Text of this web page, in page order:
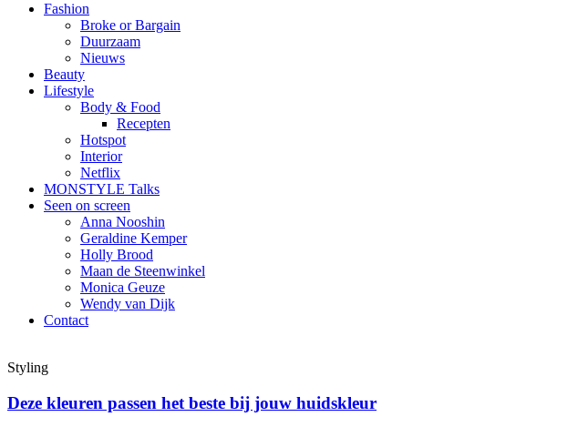
Fashion
Broke or Bargain
Duurzaam
Nieuws
Beauty
Lifestyle
Body & Food
Recepten
Hotspot
Interior
Netflix
MONSTYLE Talks
Seen on screen
Anna Nooshin
Geraldine Kemper
Holly Brood
Maan de Steenwinkel
Monica Geuze
Wendy van Dijk
Contact
Styling
Deze kleuren passen het beste bij jouw huidskleur